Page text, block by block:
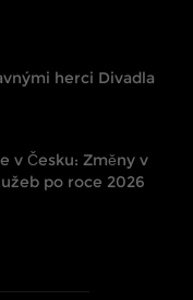
herci Divadla
v Česku: Změny v
po roce 2026